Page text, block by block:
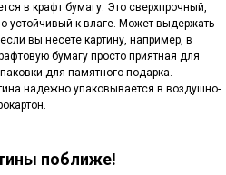
в крафт бумагу. Это сверхпрочный,
устойчивый к влаге. Может выдержать
вы несете картину, например, в
бумагу просто приятная для
для памятного подарка.
надежно упаковывается в воздушно-
поближе!